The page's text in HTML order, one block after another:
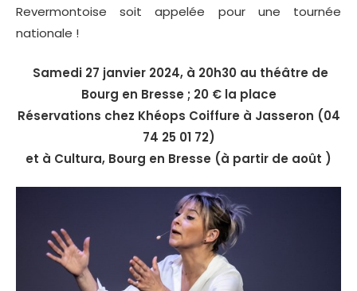
Revermontoise soit appelée pour une tournée
nationale !
Samedi 27 janvier 2024, à 20h30 au théâtre de
Bourg en Bresse ; 20 € la place
Réservations chez Khéops Coiffure à Jasseron (04
74 25 01 72)
et à Cultura, Bourg en Bresse (à partir de août )